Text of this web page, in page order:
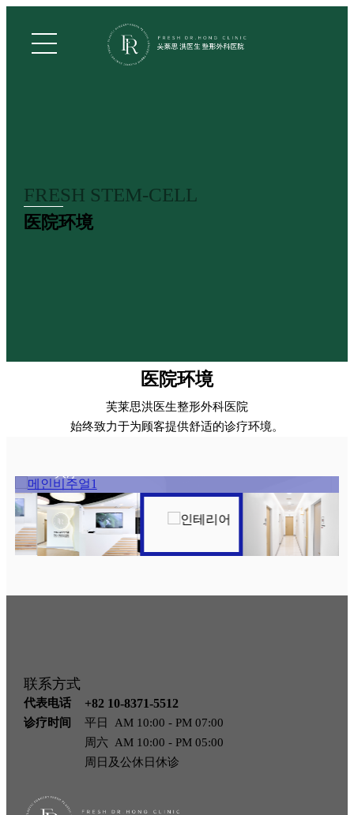
FRESH STEM-CELL
医院环境
医院环境
芙莱思洪医生整形外科医院
始终致力于为顾客提供舒适的诊疗环境。
联系方式
代表电话 +82 10-8371-5512
诊疗时间
平日 AM 10:00 - PM 07:00
周六 AM 10:00 - PM 05:00
周日及公休日休诊